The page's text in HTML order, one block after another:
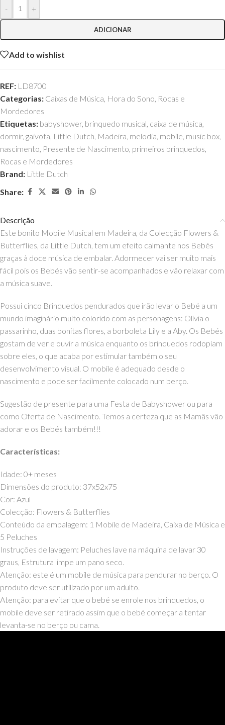
- +
ADICIONAR
Add to wishlist
REF: LD8700
Categorias: Caixas de Música, Hora do Sono, Rocas e
Mordedores
Etiquetas: babyshower, brinquedo musical, caixa de música,
dormir, gaivota, Little Dutch, Madeira, melodia, mobile, music box,
nascimento, Presente de Nascimento, primeiros brinquedos,
Rocas e Mordedores
Brand: Little Dutch
Share:
Descrição
Este bonito Mobile Musical em Madeira, da Colecção Flowers &
Butterflies, da Little Dutch, tem um efeito calmante nos Bebés
graças à doce música de embalar. Adormecer vai ser muito mais
fácil pois os Bebés vão sentir-se acompanhados e vão relaxar com
a música suave.
Possui cinco Brinquedos pendurados que irão levar o Bebé a um
mundo imaginário muito colorido com as personagens: Olívia o
passarinho, duas bonitas flores, a borboleta Lily e a Aby. Os Bebés
gostam de ver e ouvir a música enquanto os brinquedos rodopiam
sobre eles, o que acaba por estimular também o seu
desenvolvimento visual. O mobile é adequado desde o
nascimento e pode ser facilmente colocado num berço.
Sugestão de presente para uma Festa de Babyshower ou para
como Oferta de Nascimento. Temos a certeza que as Mamãs vão
adorar e os Bebés também!!!
Características:
Idade: 0+ meses
Dimensões do produto: 37x52x75
Cor: Azul
Colecção: Flowers & Butterflies
Conteúdo da embalagem: 1 Mobile de Madeira, Caixa de Música e
5 Peluches
Instruções de lavagem: Peluches lave na máquina de lavar 30
graus, Estrutura limpe um pano seco.
Atenção: este é um mobile de música para pendurar no berço. O
produto deve ser utilizado por um adulto.
Atenção: para evitar que o bebé se enrole nos brinquedos, o
mobile deve ser retirado assim que o bebé começar a tentar
levanta-se no berço ou cama.